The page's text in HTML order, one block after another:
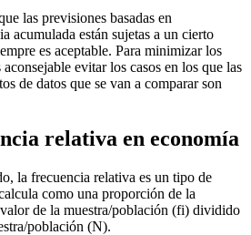
las previsiones basadas en
acumulada están sujetas a un cierto
es aceptable. Para minimizar los
evitar los casos en los que las
de datos que se van a comparar son
relativa en economía
la frecuencia relativa es un tipo de
como una proporción de la
de la muestra/población (fi) dividido
población (N).